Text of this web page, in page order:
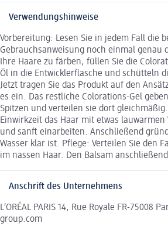
Verwendungshinweise
Vorbereitung: Lesen Sie in jedem Fall die
Gebrauchsanweisung noch einmal genau
Ihre Haare zu färben, füllen Sie die
Öl in die Entwicklerflasche und schütteln
Jetzt tragen Sie das Produkt auf den
es ein. Das restliche Colorations-Gel
Spitzen und verteilen sie dort
Einwirkzeit das Haar mit etwas lauwarmen
und sanft einarbeiten. Anschließend
Wasser klar ist. Pflege: Verteilen Sie den
im nassen Haar. Den Balsam
Anschrift des Unternehmens
L’ORÉAL PARIS 14, Rue Royale FR-75008
group.com